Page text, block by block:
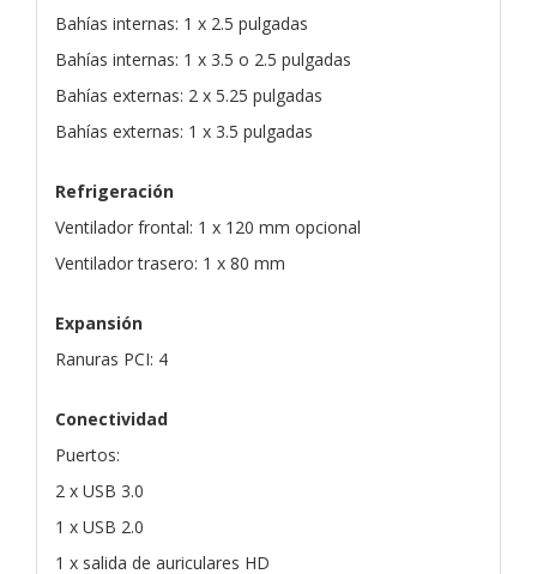
Bahías internas: 1 x 2.5 pulgadas
Bahías internas: 1 x 3.5 o 2.5 pulgadas
Bahías externas: 2 x 5.25 pulgadas
Bahías externas: 1 x 3.5 pulgadas
Refrigeración
Ventilador frontal: 1 x 120 mm opcional
Ventilador trasero: 1 x 80 mm
Expansión
Ranuras PCI: 4
Conectividad
Puertos:
2 x USB 3.0
1 x USB 2.0
1 x salida de auriculares HD